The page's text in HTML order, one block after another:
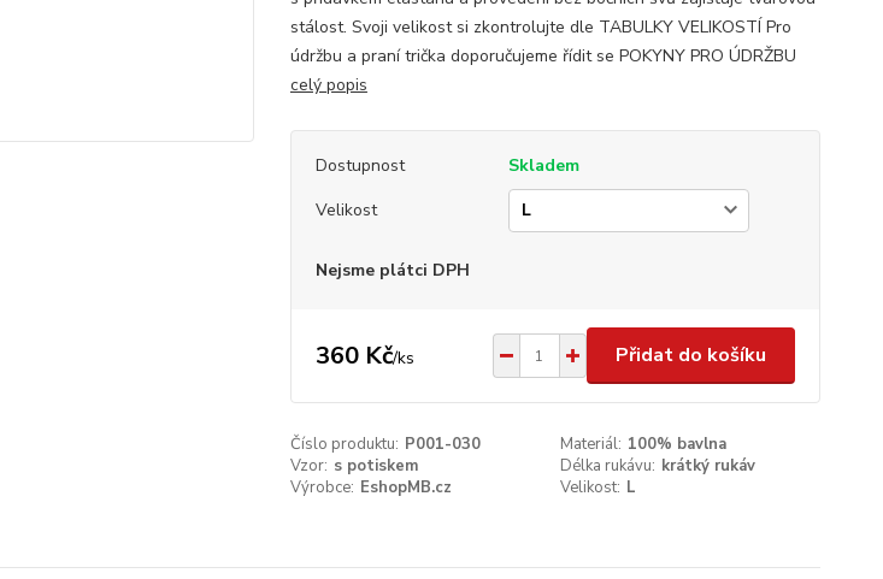
stálost. Svoji velikost si zkontrolujte dle TABULKY VELIKOSTÍ Pro
údržbu a praní trička doporučujeme řídit se POKYNY PRO ÚDRŽBU
celý popis
Dostupnost
Skladem
Velikost
Nejsme plátci DPH
360 Kč/ks Přidat do košíku
Číslo produktu: P001-030 Materiál: 100% bavlna
Vzor: s potiskem Délka rukávu: krátký rukáv
Výrobce: EshopMB.cz Velikost: L